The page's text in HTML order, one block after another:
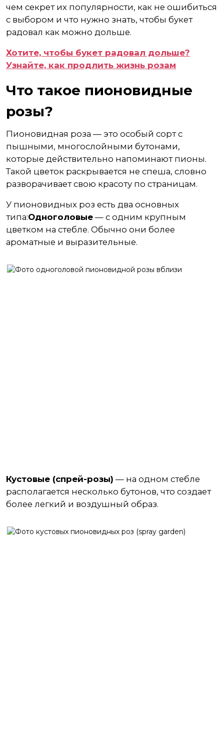
чем секрет их популярности, как не ошибиться
с выбором и что нужно знать, чтобы букет
радовал как можно дольше.
Хотите, чтобы букет радовал дольше?
Узнайте, как продлить жизнь розам
Что такое пионовидные
розы?
Пионовидная роза — это особый сорт с
пышными, многослойными бутонами,
которые действительно напоминают пионы.
Такой цветок раскрывается не спеша, словно
разворачивает свою красоту по страницам.
У пионовидных роз есть два основных
типа:Одноголовые — с одним крупным
цветком на стебле. Обычно они более
ароматные и выразительные.
Кустовые (спрей-розы) — на одном стебле
располагается несколько бутонов, что создает
более легкий и воздушный образ.